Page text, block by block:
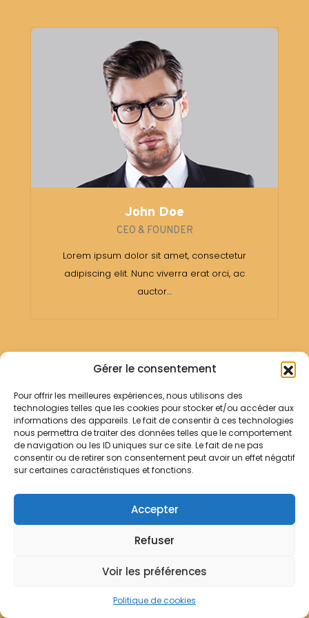
Gérer le consentement
Pour offrir les meilleures expériences, nous utilisons des
technologies telles que les cookies pour stocker et/ou accéder aux
informations des appareils. Le fait de consentir à ces technologies
nous permettra de traiter des données telles que le comportement
de navigation ou les ID uniques sur ce site. Le fait de ne pas
consentir ou de retirer son consentement peut avoir un effet négatif
sur certaines caractéristiques et fonctions.
Accepter
Refuser
Voir les préférences
Politique de cookies
John Doe
CEO & FOUNDER
Lorem ipsum dolor sit amet, consectetur
adipiscing elit. Nunc viverra erat orci, ac
auctor…